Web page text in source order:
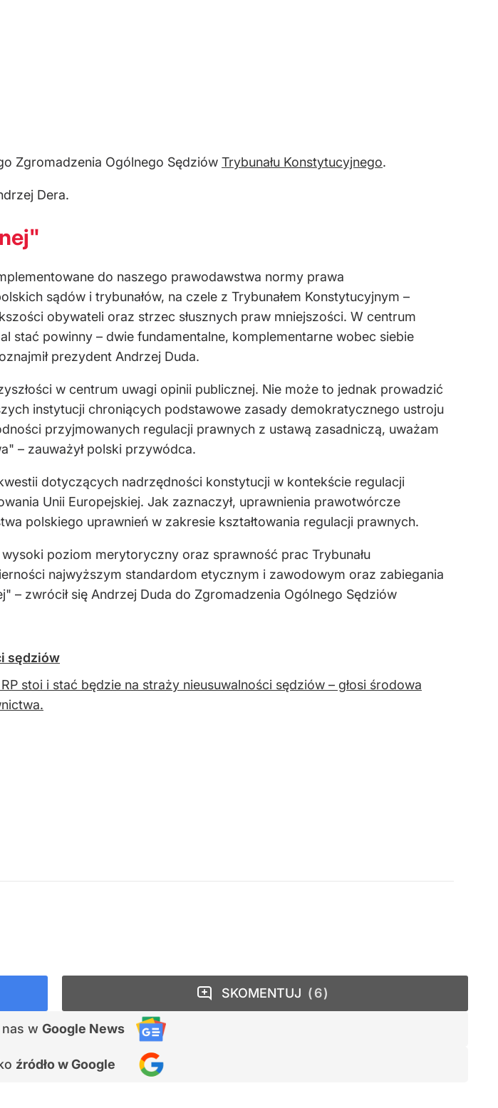
Zgromadzenia Ogólnego Sędziów Trybunału Konstytucyjnego.
Dera.
do naszego prawodawstwa normy prawa
sądów i trybunałów, na czele z Trybunałem Konstytucyjnym –
obywateli oraz strzec słusznych praw mniejszości. W centrum
stać powinny – dwie fundamentalne, komplementarne wobec siebie
prezydent Andrzej Duda.
w centrum uwagi opinii publicznej. Nie może to jednak prowadzić
instytucji chroniących podstawowe zasady demokratycznego ustroju
przyjmowanych regulacji prawnych z ustawą zasadniczą, uważam
– zauważył polski przywódca.
dotyczących nadrzędności konstytucji w kontekście regulacji
Unii Europejskiej. Jak zaznaczył, uprawnienia prawotwórcze
polskiego uprawnień w zakresie kształtowania regulacji prawnych.
poziom merytoryczny oraz sprawność prac Trybunału
najwyższym standardom etycznym i zawodowym oraz zabiegania
zwrócił się Andrzej Duda do Zgromadzenia Ogólnego Sędziów
sędziów
stoi i stać będzie na straży nieusuwalności sędziów – głosi środowa
w Google News
źródło w Google
SKOMENTUJ 6